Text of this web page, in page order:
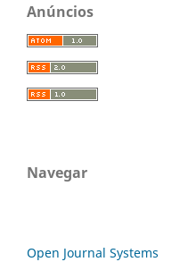
Anúncios
Navegar
Open Journal Systems